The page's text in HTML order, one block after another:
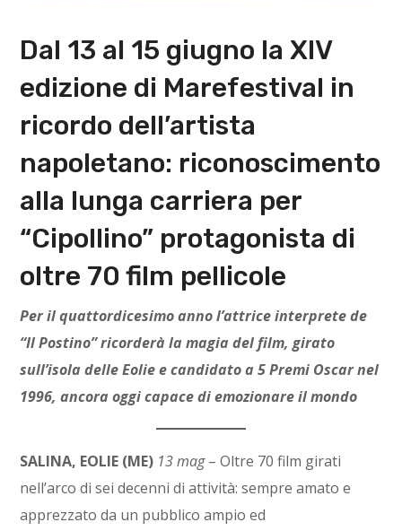
Dal 13 al 15 giugno la XIV
edizione di Marefestival in
ricordo dell’artista
napoletano: riconoscimento
alla lunga carriera per
“Cipollino” protagonista di
oltre 70 film pellicole
Per il quattordicesimo anno l’attrice interprete de
“Il Postino” ricorderà la magia del film, girato
sull’isola delle Eolie e candidato a 5 Premi Oscar nel
1996, ancora oggi capace di emozionare il mondo
SALINA, EOLIE (ME) 13 mag– Oltre 70 film girati
nell’arco di sei decenni di attività: sempre amato e
apprezzato da un pubblico ampio ed